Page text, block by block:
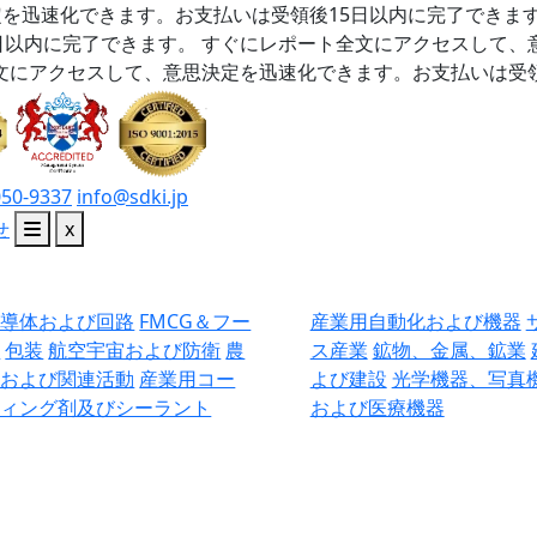
迅速化できます。お支払いは受領後15日以内に完了できま
内に完了できます。
すぐにレポート全文にアクセスして
にアクセスして、意思決定を迅速化できます。お支払いは
9337 info@sdki.jp
x
体および回路 FMCG＆フー
包装 航空宇宙および防衛 農
よび関連活動 産業用コー
ング剤及びシーラント
産業用自動化および機器
ス産業 鉱物、金属、鉱業
よび建設 光学機器、写真
および医療機器